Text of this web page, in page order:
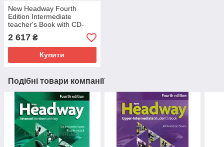
New Headway Fourth
Edition Intermediate
teacher's Book with CD-
ROM / Книга для вчителя
2 617 ₴
Купити
Подібні товари компанії